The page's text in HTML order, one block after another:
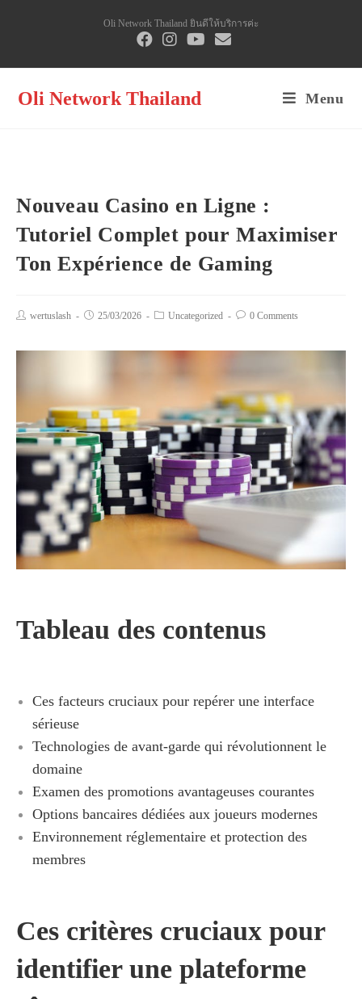
Oli Network Thailand ยินดีให้บริการค่ะ
Oli Network Thailand Menu
Nouveau Casino en Ligne :
Tutoriel Complet pour Maximiser
Ton Expérience de Gaming
Postwertuslash
Post25/03/2026
PostUncategorized
Post0 Comments
Tableau des contenus
Ces facteurs cruciaux pour repérer une interface
sérieuse
Technologies de avant-garde qui révolutionnent le
domaine
Examen des promotions avantageuses courantes
Options bancaires dédiées aux joueurs modernes
Environnement réglementaire et protection des
membres
Ces critères cruciaux pour
identifier une plateforme